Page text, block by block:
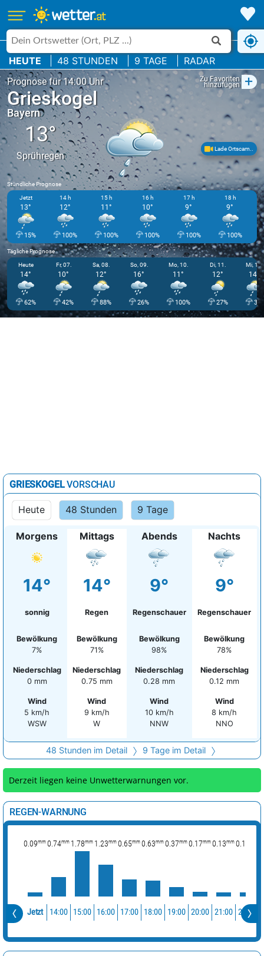
HEUTE 48 STUNDEN 9 TAGE RADAR
Prognose für 14:00 Uhr Zu Favoriten
hinzufügen +
Grieskogel
Bayern
13°
Sprühregen
Lade Ortscam..
Stündliche Prognose
Jetzt
13°
15%
14 h
12°
100%
15 h
11°
100%
16 h
10°
100%
17 h
9°
100%
18 h
9°
100%
Tägliche Prognose
Heute
14°
62%
Fr, 07.
10°
42%
Sa, 08.
12°
88%
So, 09.
16°
26%
Mo, 10.
11°
100%
Di, 11.
12°
27%
Mi, 12.
14°
3%
GRIESKOGELVORSCHAU
Heute 48 Stunden 9 Tage
Morgens
14°
sonnig
Bewölkung
7%
Niederschlag
0 mm
Wind
5 km/h
WSW
Mittags
14°
Regen
Bewölkung
71%
Niederschlag
0.75 mm
Wind
9 km/h
W
Abends
9°
Regenschauer
Bewölkung
98%
Niederschlag
0.28 mm
Wind
10 km/h
NNW
Nachts
9°
Regenschauer
Bewölkung
78%
Niederschlag
0.12 mm
Wind
8 km/h
NNO
48 Stunden im Detail 9 Tage im Detail
Derzeit liegen keine Unwetterwarnungen vor.
REGEN-WARNUNG
0.09mm 0.74mm 1.78mm 1.23mm 0.65mm 0.63mm 0.37mm 0.17mm 0.13mm 0.13
Jetzt 14:00 15:00 16:00 17:00 18:00 19:00 20:00 21:00 22:00